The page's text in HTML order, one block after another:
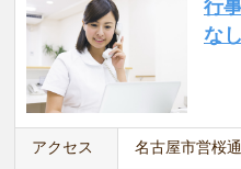
行
な
アクセス 名古屋市営桜